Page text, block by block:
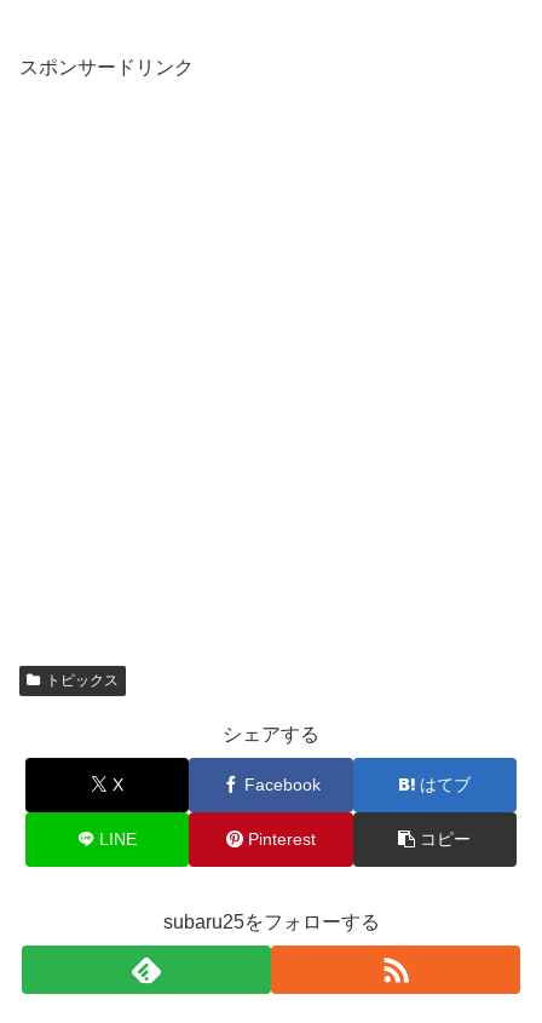
スポンサードリンク
トピックス
シェアする
X Facebook はてブ
LINE Pinterest コピー
subaru25をフォローする